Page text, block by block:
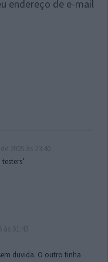
endereço de e-mail
duvida. O outro tinha